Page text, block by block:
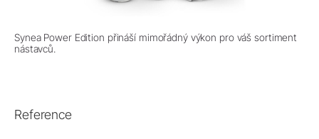
Synea Power Edition přináší mimořádný výkon pro váš sortiment
nástavců.
Reference